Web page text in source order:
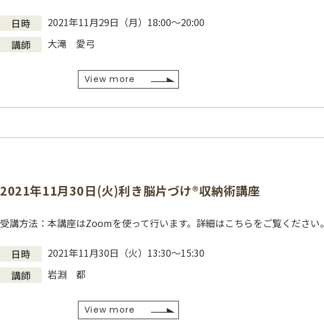
日時
2021年11月29日（月）18:00～20:00
講師
大滝 愛弓
View more
2021年11月30日(火)利き脳片づけ®収納術講座
受講方法：本講座はZoomを使って行います。詳細はこちらをご覧ください。
日時
2021年11月30日（火）13:30〜15:30
講師
岩淵 都
View more